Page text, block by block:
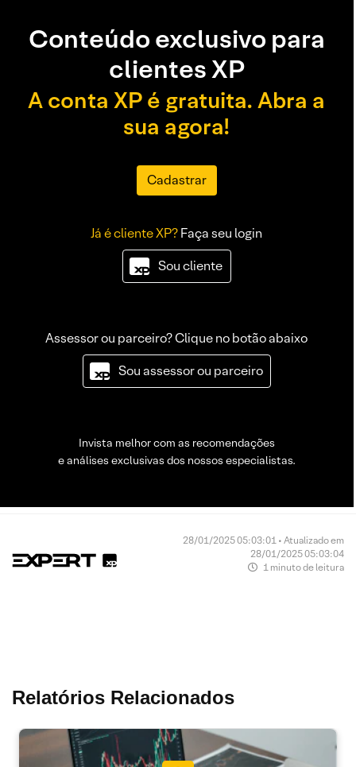
Conteúdo exclusivo para
clientes XP
A conta XP é gratuita. Abra a
sua agora!
Cadastrar
Já é cliente XP?Faça seu login
Sou cliente
Assessor ou parceiro? Clique no botão abaixo
Sou assessor ou parceiro
Invista melhor com as recomendações
e análises exclusivas dos nossos especialistas.
28/01/2025 05:03:01 • Atualizado em
28/01/2025 05:03:04
1 minuto de leitura
Relatórios Relacionados